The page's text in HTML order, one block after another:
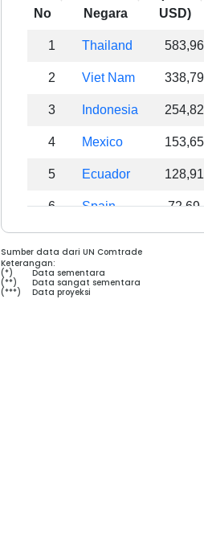
No
Negara
USD)
No
Nama
Nilai
USD)
1 Thailand 583,96
2 Viet Nam 338,79
3 Indonesia 254,82
4 Mexico 153,65
5 Ecuador 128,91
6 Spain 72,69
8 Senegal
Sumber data dari UN Comtrade
Keterangan:
(*)
Data sementara
(**)
Data sangat sementara
(***)
Data proyeksi